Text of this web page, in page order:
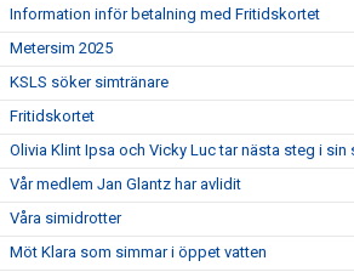
Information inför betalning med Fritidskortet
Metersim 2025
KSLS söker simtränare
Fritidskortet
Olivia Klint Ipsa och Vicky Luc tar nästa steg i sin
Vår medlem Jan Glantz har avlidit
Våra simidrotter
Möt Klara som simmar i öppet vatten